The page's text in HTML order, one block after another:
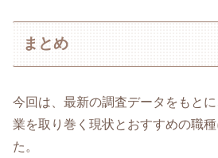
まとめ
今回は、最新の調査データをもと
業を取り巻く現状とおすすめの職
た。